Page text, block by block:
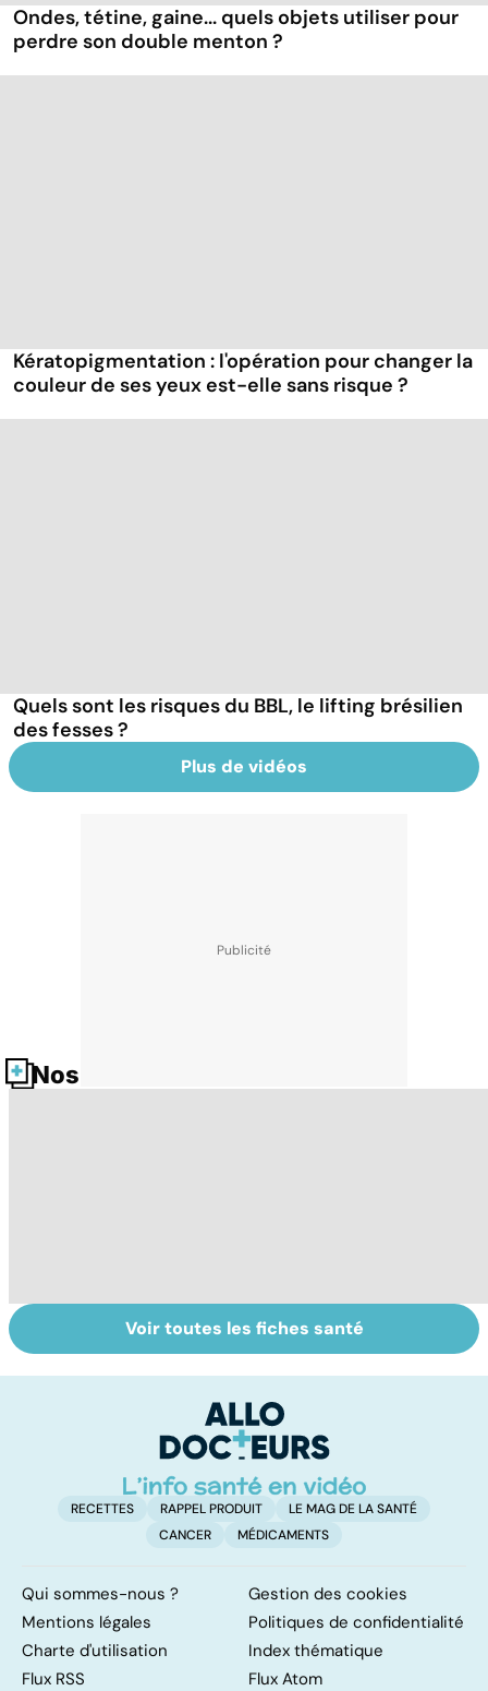
Ondes, tétine, gaine... quels objets utiliser pour
perdre son double menton ?
Kératopigmentation : l'opération pour changer la
couleur de ses yeux est-elle sans risque ?
Quels sont les risques du BBL, le lifting brésilien
des fesses ?
Plus de vidéos
Nos fiches santé
Pourquoi et
comment
Cellulite : le mal
des femmes
Voir toutes les fiches santé
RECETTES RAPPEL PRODUIT
LE MAG DE LA SANTÉ
CANCER
MÉDICAMENTS
Qui sommes-nous ?
Gestion des cookies
Mentions légales
Politiques de confidentialité
Charte d'utilisation
Index thématique
Flux RSS
Flux Atom